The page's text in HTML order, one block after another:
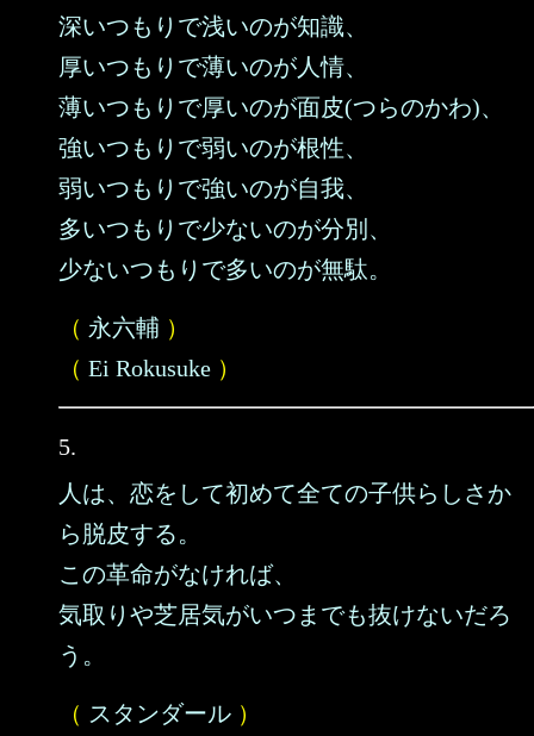
深いつもりで浅いのが知識、
厚いつもりで薄いのが人情、
薄いつもりで厚いのが面皮(つらのかわ)、
強いつもりで弱いのが根性、
弱いつもりで強いのが自我、
多いつもりで少ないのが分別、
少ないつもりで多いのが無駄。
（ 永六輔 ）
（ Ei Rokusuke ）
5.
人は、恋をして初めて全ての子供らしさか
ら脱皮する。
この革命がなければ、
気取りや芝居気がいつまでも抜けないだろ
う。
（ スタンダール ）